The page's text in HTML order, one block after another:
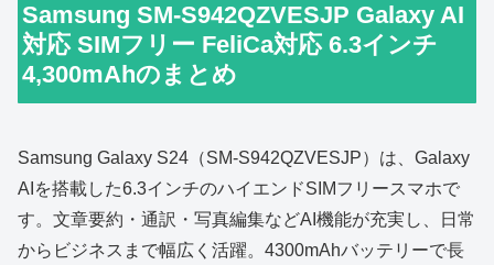
Samsung SM-S942QZVESJP Galaxy AI
対応 SIMフリー FeliCa対応 6.3インチ
4,300mAhのまとめ
Samsung Galaxy S24（SM‑S942QZVESJP）は、Galaxy
AIを搭載した6.3インチのハイエンドSIMフリースマホで
す。文章要約・通訳・写真編集などAI機能が充実し、日常
からビジネスまで幅広く活躍。4300mAhバッテリーで長